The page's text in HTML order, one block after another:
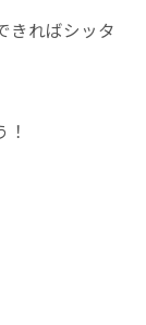
きればシッタ